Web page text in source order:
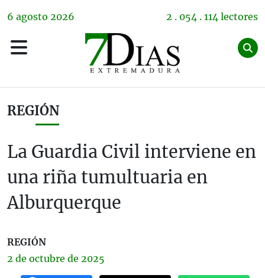
6 agosto 2026 2 . 054 . 114 lectores
REGIÓN
La Guardia Civil interviene en
una riña tumultuaria en
Alburquerque
REGIÓN
2 de octubre de 2025